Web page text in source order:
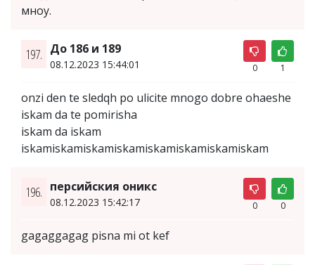
мноу.
197. До 186 и 189
08.12.2023 15:44:01 0 1
onzi den te sledqh po ulicite mnogo dobre ohaeshe
iskam da te pomirisha
iskam da iskam
iskamiskamiskamiskamiskamiskamiskamiskam
196. персийския оникс
08.12.2023 15:42:17 0 0
gagaggagag pisna mi ot kef